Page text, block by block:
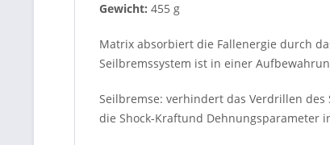
Gewicht: 455 g
Matrix absorbiert die Fallenergie durch
Seilbremssystem ist in einer
Seilbremse: verhindert das Verdrillen
die Shock-Kraftund Dehnungsparameter